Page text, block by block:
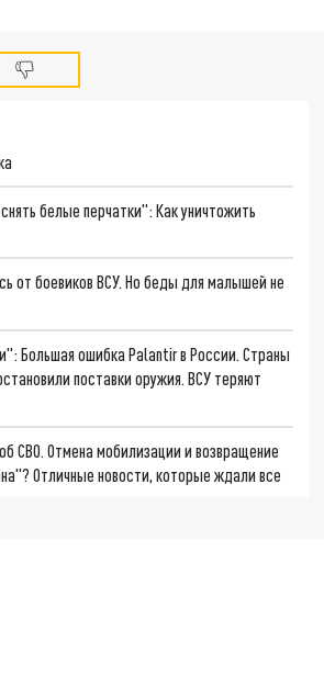
белые перчатки": Как уничтожить
от боевиков ВСУ. Но беды для малышей не
Большая ошибка Palantir в России. Страны
поставки оружия. ВСУ теряют
СВО. Отмена мобилизации и возвращение
Отличные новости, которые ждали все